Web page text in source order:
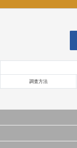
調査方法
当サイトで公開されている情